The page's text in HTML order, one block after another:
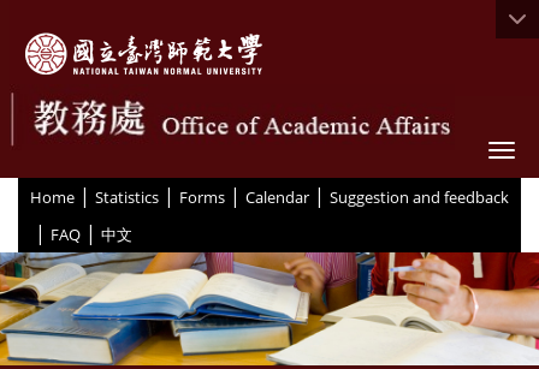
Home | Statistics | Forms | Calendar | Suggestion and feedback
| FAQ | 中文